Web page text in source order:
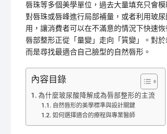
唇珠等多個美學單位，過去大量填充只會
對唇珠或唇峰進行局部補量，或者利用玻
用，讓消費者可以在不滿意的情況下快速
唇部整形正從「量變」走向「質變」。對
而是尋找最適合自己臉型的自然唇形。
內容目錄
為什麼玻尿酸降解成為唇部整形的主流
自然唇形的美學標準與設計關鍵
如何選擇適合的療程與專業醫師